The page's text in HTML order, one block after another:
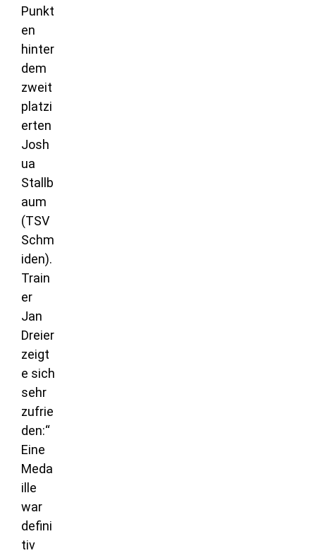
Punkt
en
hinter
dem
zweit
platzi
erten
Josh
ua
Stallb
aum
(TSV
Schm
iden).
Train
er
Jan
Dreier
zeigt
e sich
sehr
zufrie
den:“
Eine
Meda
ille
war
defini
tiv